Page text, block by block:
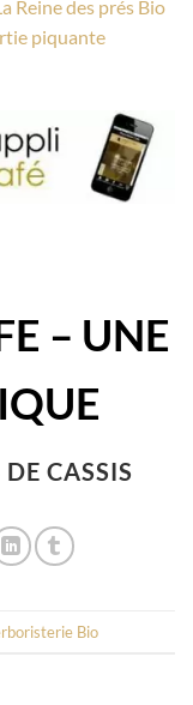
Reine des prés Bio
piquante
– UNE
CASSIS
Bio